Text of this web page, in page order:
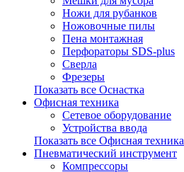
Ножи для рубанков
Ножовочные пилы
Пена монтажная
Перфораторы SDS-plus
Сверла
Фрезеры
Показать все Оснастка
Офисная техника
Сетевое оборудование
Устройства ввода
Показать все Офисная техника
Пневматический инструмент
Компрессоры